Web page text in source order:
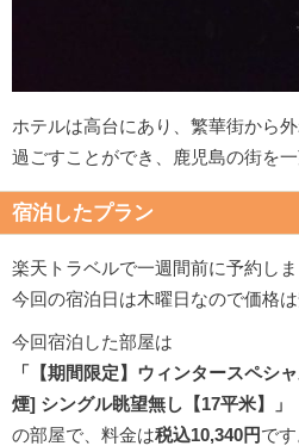
ホテルは高台にあり、繁華街から
過ごすことができ、鹿児島の街を
宿泊したプラン
楽天トラベルで一週間前に予約しま
今回の宿泊日は木曜日なので価格は
今回宿泊した部屋は
「【期間限定】ウィンタースペシ
煙] シングル眺望無し【17平米】」
の部屋で、料金は税込10,340円です